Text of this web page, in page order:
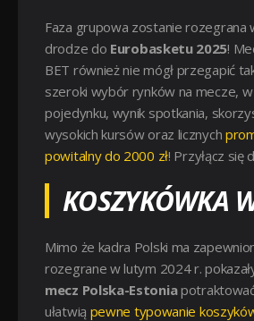
Faza grupowa zostanie rozegrana
drodze do Eurobasketu 2025!
BET również nie mógł przegapić
szeroki wybór rynków na mecze,
pojedynku, wynik spotkania,
wysokich kursów oraz licznych
powitalny do 2000 zł! Przyłącz się
KOSZYKÓWKA
Mimo że kadra Polski ma
rozegrane w lutym 2024 r.
mecz Polska-Estonia
ułatwią pewne typowanie